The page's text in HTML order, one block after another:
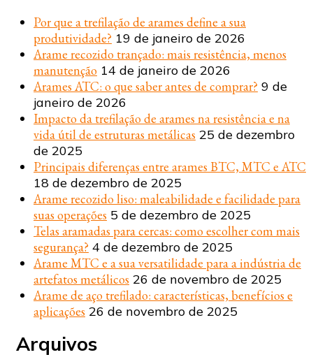
Por que a trefilação de arames define a sua
produtividade? 19 de janeiro de 2026
Arame recozido trançado: mais resistência, menos
manutenção 14 de janeiro de 2026
Arames ATC: o que saber antes de comprar? 9 de
janeiro de 2026
Impacto da trefilação de arames na resistência e na
vida útil de estruturas metálicas 25 de dezembro
de 2025
Principais diferenças entre arames BTC, MTC e ATC
18 de dezembro de 2025
Arame recozido liso: maleabilidade e facilidade para
suas operações 5 de dezembro de 2025
Telas aramadas para cercas: como escolher com mais
segurança? 4 de dezembro de 2025
Arame MTC e a sua versatilidade para a indústria de
artefatos metálicos 26 de novembro de 2025
Arame de aço trefilado: características, benefícios e
aplicações 26 de novembro de 2025
Arquivos